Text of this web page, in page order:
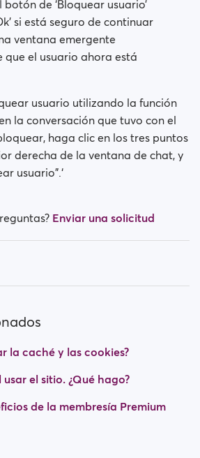
de la membresía Premium
disponibles? ¿Puedo comprar
/ mensual?
de ‘Bloquear usuario’
si está seguro de continuar
ventana emergente
el usuario ahora está
usuario utilizando la función
la conversación que tuvo con el
haga clic en los tres puntos
derecha de la ventana de chat, y
usuario".‘
Enviar una solicitud
la caché y las cookies?
el sitio. ¿Qué hago?
de la membresía Premium